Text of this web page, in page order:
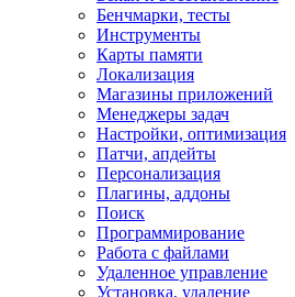
Бенчмарки, тесты
Инструменты
Карты памяти
Локализация
Магазины приложений
Менеджеры задач
Настройки, оптимизация
Патчи, апдейты
Персонализация
Плагины, аддоны
Поиск
Программирование
Работа с файлами
Удаленное управление
Установка, удаление